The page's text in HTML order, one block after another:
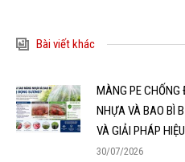
Bài viết khác
MÀNG PE
NHỰA VÀ BAO BÌ
VÀ GIẢI PHÁP
30/07/2026